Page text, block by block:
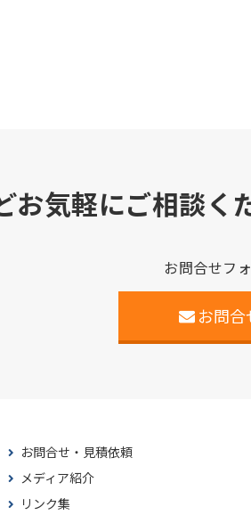
気軽にご相談く
お問合せフ
お問
お問合せ・見積依頼
メディア紹介
リンク集